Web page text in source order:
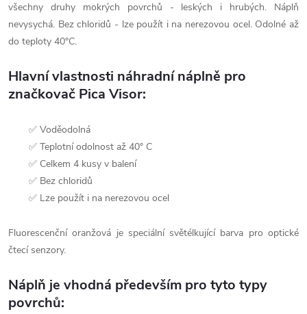
všechny druhy mokrých povrchů - leských i hrubých. Náplň
nevysychá. Bez chloridů - lze použít i na nerezovou ocel. Odolné až
do teploty 40°C.
Hlavní vlastnosti náhradní náplně pro
značkovač Pica Visor:
✅ Voděodolná
✅ Teplotní odolnost až 40° C
✅ Celkem 4 kusy v balení
✅ Bez chloridů
✅ Lze použít i na nerezovou ocel
Fluorescenční oranžová je speciální světélkující barva pro optické
čtecí senzory.
Náplň je vhodná především pro tyto typy
povrchů: